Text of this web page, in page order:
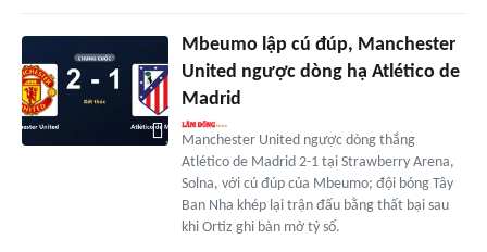
Mbeumo lập cú đúp, Manchester
United ngược dòng hạ Atlético de
Madrid
Manchester United ngược dòng thắng
Atlético de Madrid 2-1 tại Strawberry Arena,
Solna, với cú đúp của Mbeumo; đội bóng Tây
Ban Nha khép lại trận đấu bằng thất bại sau
khi Ortiz ghi bàn mở tỷ số.